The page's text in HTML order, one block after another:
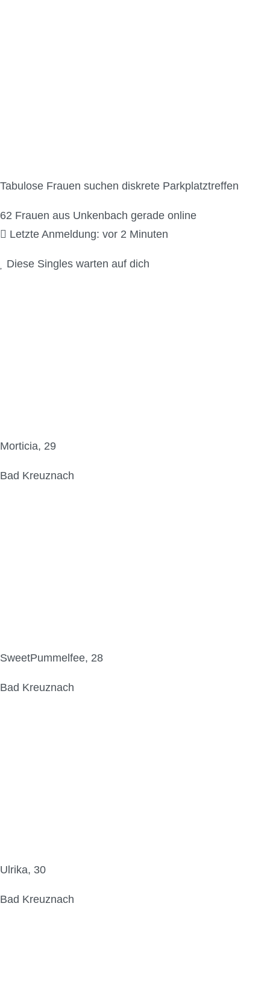
Tabulose Frauen suchen diskrete Parkplatztreffen
62 Frauen aus Unkenbach gerade online
Letzte Anmeldung: vor 2 Minuten
Diese Singles warten auf dich
Morticia, 29
Bad Kreuznach
SweetPummelfee, 28
Bad Kreuznach
Ulrika, 30
Bad Kreuznach